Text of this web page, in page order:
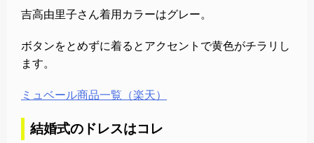
吉高由里子さん着用カラーはグレー。
ボタンをとめずに着るとアクセントで黄色がチラリし
ます。
ミュベール商品一覧（楽天）
結婚式のドレスはコレ